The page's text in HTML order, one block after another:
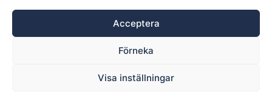
Acceptera
Förneka
Visa inställningar
Östernäsvägen 1, 827 32 Ljusdal, org.nr: 556625-6425 -
Ansvarig utgivare: Henrik Ekberg. Innehållet på denna
webbplats är upphovsrättsligt skyddat. Ange källa vid citering.
Byggvärlden är en del avMarknadsdatagruppen
Policy för datahantering, integritet och cookies